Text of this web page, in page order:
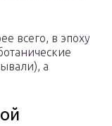
всего, в эпоху
а